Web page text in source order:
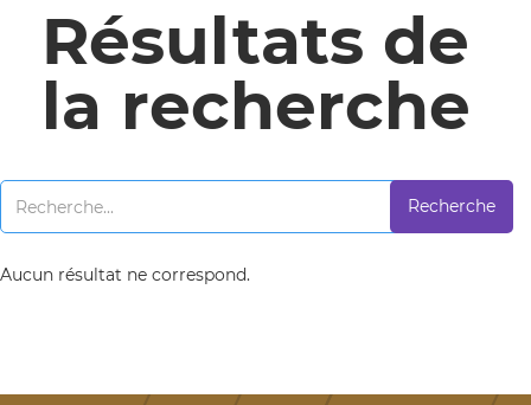
Résultats de
la recherche
Aucun résultat ne correspond.